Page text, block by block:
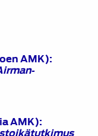
AMK):
AMK):